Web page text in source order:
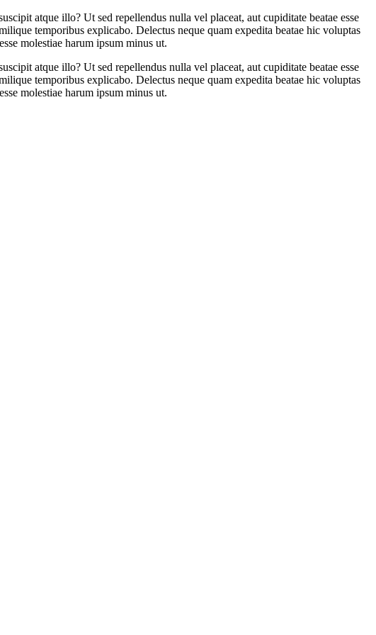
atque illo? Ut sed repellendus nulla vel placeat, aut cupiditate beatae esse
temporibus explicabo. Delectus neque quam expedita beatae hic voluptas
molestiae harum ipsum minus ut.
atque illo? Ut sed repellendus nulla vel placeat, aut cupiditate beatae esse
temporibus explicabo. Delectus neque quam expedita beatae hic voluptas
molestiae harum ipsum minus ut.